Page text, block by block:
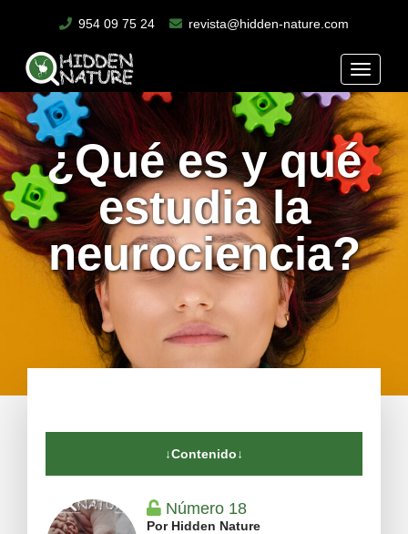
954 09 75 24 revista@hidden-nature.com
Toggle
¿Qué es y qué
estudia la
neurociencia?
↓Contenido↓
Número 18
Por Hidden Nature